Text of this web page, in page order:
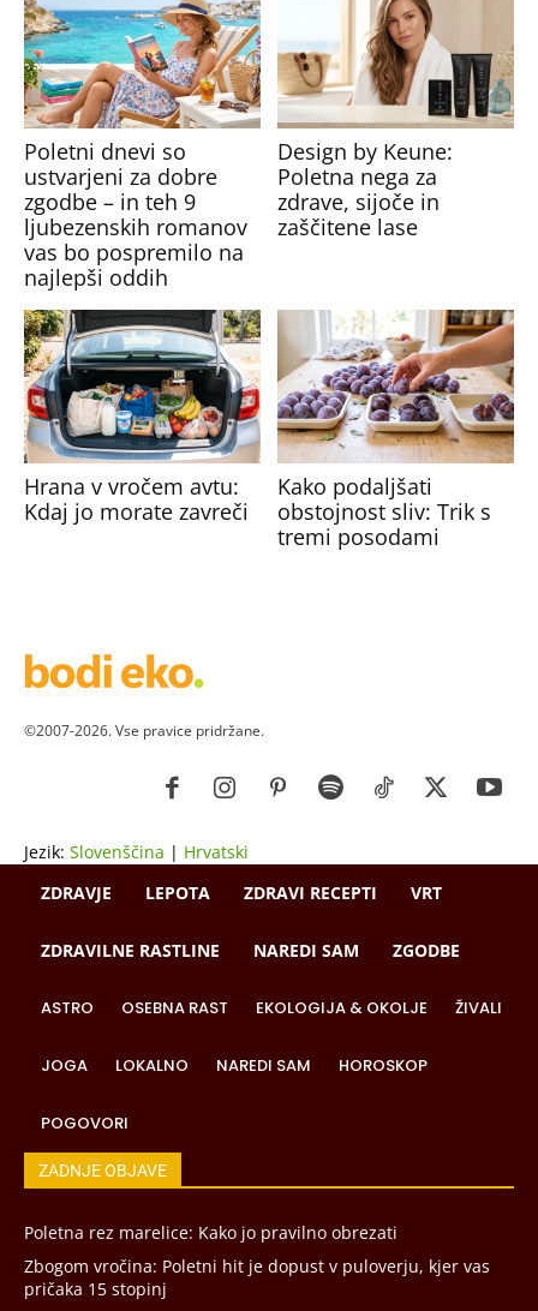
Poletni dnevi so
ustvarjeni za dobre
zgodbe – in teh 9
ljubezenskih romanov
vas bo pospremilo na
najlepši oddih
Design by Keune:
Poletna nega za
zdrave, sijoče in
zaščitene lase
Hrana v vročem avtu:
Kdaj jo morate zavreči
Kako podaljšati
obstojnost sliv: Trik s
tremi posodami
©2007-2026. Vse pravice pridržane.
Jezik: Slovenščina | Hrvatski
ZDRAVJE
LEPOTA ZDRAVI RECEPTI VRT
ZDRAVILNE RASTLINE NAREDI SAM ZGODBE
ASTRO OSEBNA RAST EKOLOGIJA & OKOLJE ŽIVALI
JOGA LOKALNO NAREDI SAM HOROSKOP
POGOVORI
ZADNJE OBJAVE
Poletna rez marelice: Kako jo pravilno obrezati
Zbogom vročina: Poletni hit je dopust v puloverju, kjer vas
pričaka 15 stopinj